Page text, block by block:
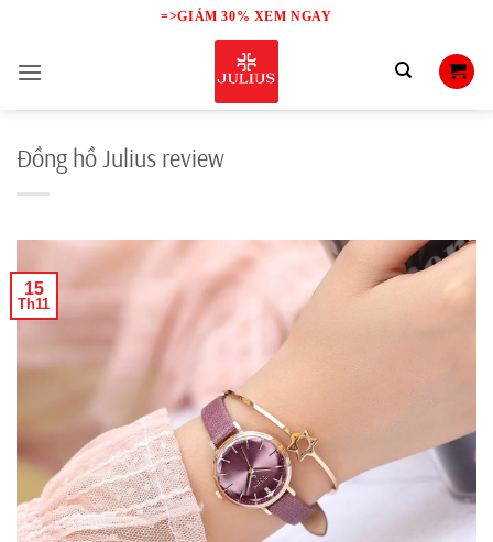
content
=>GIẢM 30% XEM NGAY
Đồng hồ Julius review
15
Th11